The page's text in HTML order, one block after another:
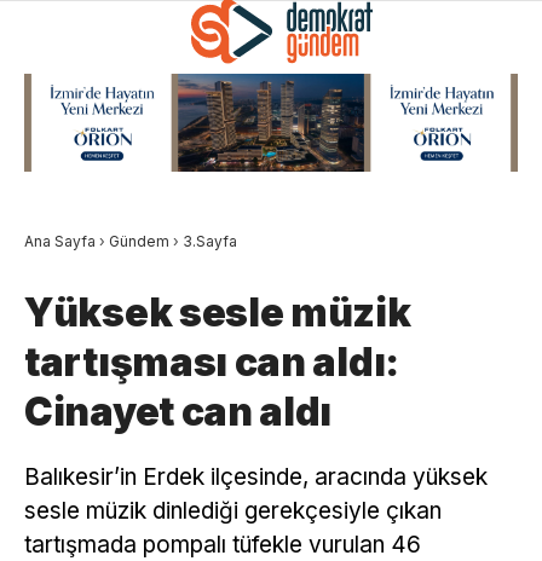
Ana Sayfa › Gündem › 3.Sayfa
Yüksek sesle müzik
tartışması can aldı:
Cinayet can aldı
Balıkesir’in Erdek ilçesinde, aracında yüksek
sesle müzik dinlediği gerekçesiyle çıkan
tartışmada pompalı tüfekle vurulan 46